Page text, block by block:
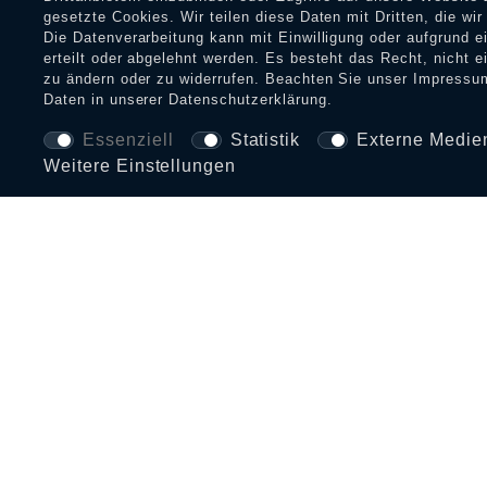
gesetzte Cookies. Wir teilen diese Daten mit Dritten, die wir
Die Datenverarbeitung kann mit Einwilligung oder aufgrund
erteilt oder abgelehnt werden. Es besteht das Recht, nicht
zu ändern oder zu widerrufen. Beachten Sie unser
Daten in unserer Daten­schutz­erklärung.
Essenziell Statistik Externe
Weitere Einstellungen